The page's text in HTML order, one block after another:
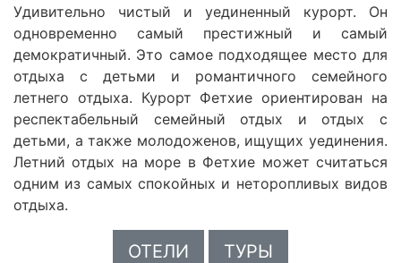
Удивительно чистый и уединенный курорт. Он
одновременно самый престижный и самый
демократичный. Это самое подходящее место для
отдыха с детьми и романтичного семейного
летнего отдыха. Курорт Фетхие ориентирован на
респектабельный семейный отдых и отдых с
детьми, а также молодоженов, ищущих уединения.
Летний отдых на море в Фетхие может считаться
одним из самых спокойных и неторопливых видов
отдыха.
ОТЕЛИ
ТУРЫ